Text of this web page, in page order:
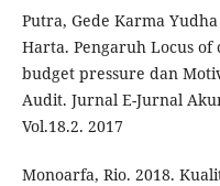
Putra, Gede Karma
Harta. Pengaruh Locus
budget pressure dan
Audit. Jurnal E-Jurnal
Vol.18.2. 2017
Monoarfa, Rio. 2018.